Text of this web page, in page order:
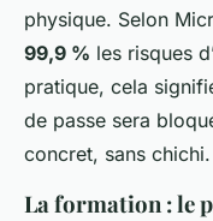
physique. Selon
99,9 % les risques
pratique, cela
de passe sera
concret, sans chichi.
La formation : le